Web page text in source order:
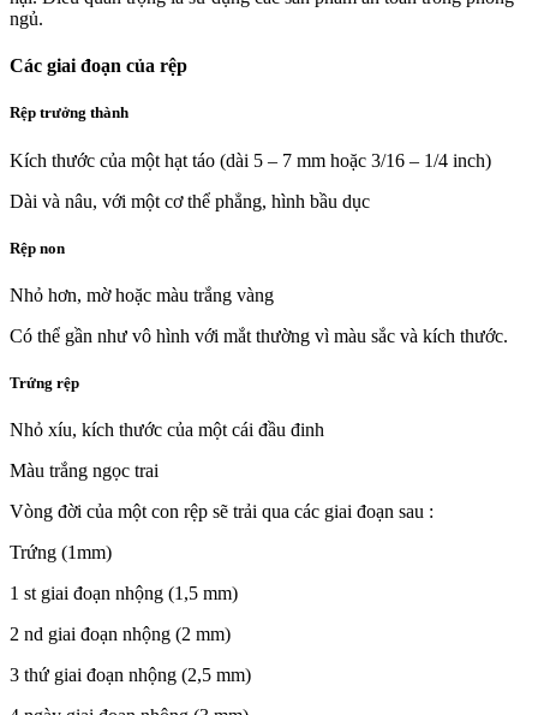
ngủ.
Các giai đoạn của rệp
Rệp trưởng thành
Kích thước của một hạt táo (dài 5 – 7 mm hoặc 3/16 – 1/4 inch)
Dài và nâu, với một cơ thể phẳng, hình bầu dục
Rệp non
Nhỏ hơn, mờ hoặc màu trắng vàng
Có thể gần như vô hình với mắt thường vì màu sắc và kích thước.
Trứng rệp
Nhỏ xíu, kích thước của một cái đầu đinh
Màu trắng ngọc trai
Vòng đời của một con rệp sẽ trải qua các giai đoạn sau :
Trứng (1mm)
1 st giai đoạn nhộng (1,5 mm)
2 nd giai đoạn nhộng (2 mm)
3 thứ giai đoạn nhộng (2,5 mm)